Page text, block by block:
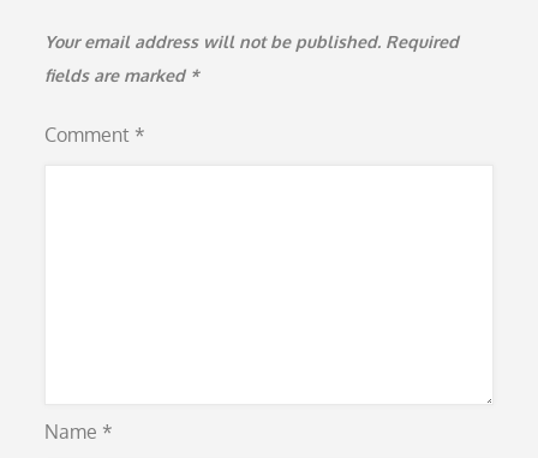
Your email address will not be published. Required
fields are marked *
Comment *
Name *